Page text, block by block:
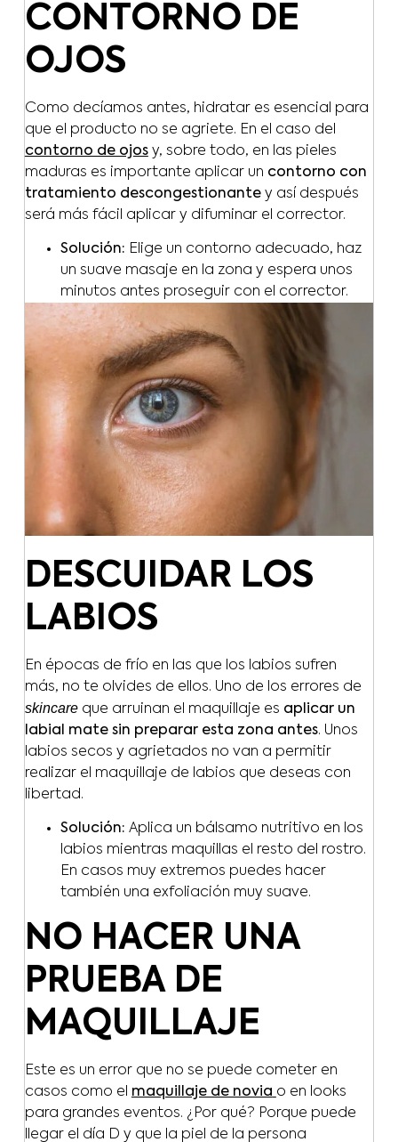
CONTORNO DE
OJOS
Como decíamos antes, hidratar es esencial para
que el producto no se agriete. En el caso del
contorno de ojosy, sobre todo, en las pieles
maduras es importante aplicar un contorno con
tratamiento descongestionantey así después
será más fácil aplicar y difuminar el corrector.
Solución: Elige un contorno adecuado, haz
un suave masaje en la zona y espera unos
minutos antes proseguir con el corrector.
DESCUIDAR LOS
LABIOS
En épocas de frío en las que los labios sufren
más, no te olvides de ellos. Uno de los errores de
skincareque arruinan el maquillaje es aplicar un
labial mate sin preparar esta zona antes. Unos
labios secos y agrietados no van a permitir
realizar el maquillaje de labios que deseas con
libertad.
Solución: Aplica un bálsamo nutritivo en los
labios mientras maquillas el resto del rostro.
En casos muy extremos puedes hacer
también una exfoliación muy suave.
NO HACER UNA
PRUEBA DE
MAQUILLAJE
Este es un error que no se puede cometer en
casos como el maquillaje de novia o en looks
para grandes eventos. ¿Por qué? Porque puede
llegar el día D y que la piel de la persona